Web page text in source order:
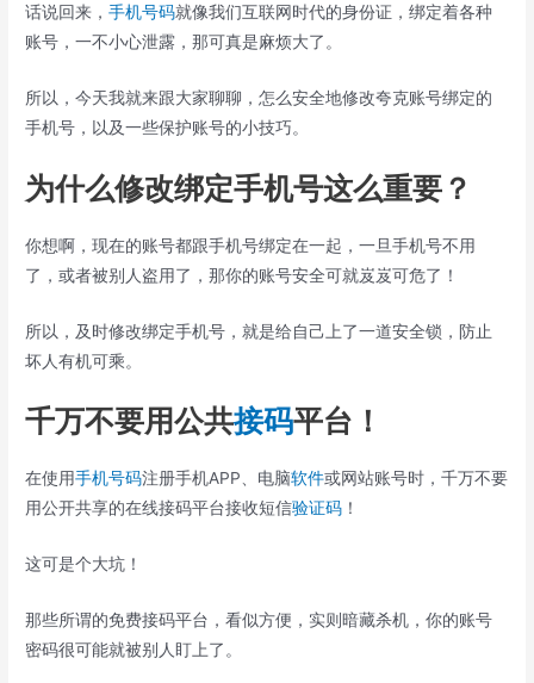
话说回来，手机号码就像我们互联网时代的身份证，绑定着各种
账号，一不小心泄露，那可真是麻烦大了。
所以，今天我就来跟大家聊聊，怎么安全地修改夸克账号绑定的
手机号，以及一些保护账号的小技巧。
为什么修改绑定手机号这么重要？
你想啊，现在的账号都跟手机号绑定在一起，一旦手机号不用
了，或者被别人盗用了，那你的账号安全可就岌岌可危了！
所以，及时修改绑定手机号，就是给自己上了一道安全锁，防止
坏人有机可乘。
千万不要用公共接码平台！
在使用手机号码注册手机APP、电脑软件或网站账号时，千万不要
用公开共享的在线接码平台接收短信验证码 ！
这可是个大坑！
那些所谓的免费接码平台，看似方便，实则暗藏杀机，你的账号
密码很可能就被别人盯上了。